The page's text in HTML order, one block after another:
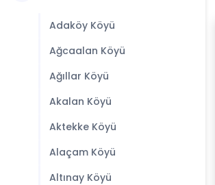
Adaköy Köyü
Ağcaalan Köyü
Ağıllar Köyü
Akalan Köyü
Aktekke Köyü
Alaçam Köyü
Altınay Köyü